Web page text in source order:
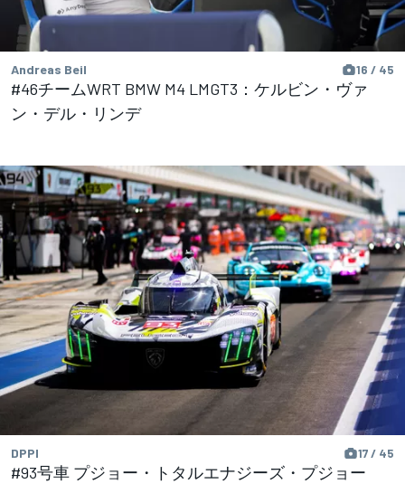
Andreas Beil 16 / 45
#46チームWRT BMW M4 LMGT3：ケルビン・ヴァ
ン・デル・リンデ
DPPI 17 / 45
#93号車 プジョー・トタルエナジーズ・プジョー